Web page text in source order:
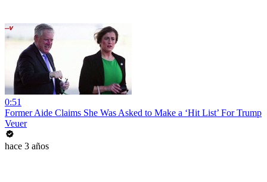
0:51
Former Aide Claims She Was Asked to Make a ‘Hit List’ For Trump
Veuer
hace 3 años